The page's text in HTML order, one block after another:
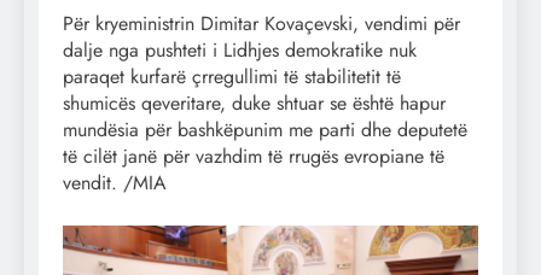
Për kryeministrin Dimitar Kovaçevski, vendimi për
dalje nga pushteti i Lidhjes demokratike nuk
paraqet kurfarë çrregullimi të stabilitetit të
shumicës qeveritare, duke shtuar se është hapur
mundësia për bashkëpunim me parti dhe deputetë
të cilët janë për vazhdim të rrugës evropiane të
vendit. /MIA